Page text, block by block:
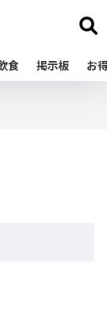
食 掲示板 お